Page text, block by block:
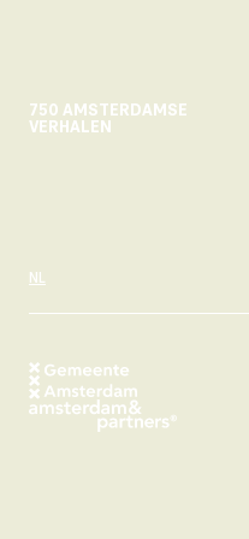
750 AMSTERDAMSE
VERHALEN
SELECTEER TAAL
NL